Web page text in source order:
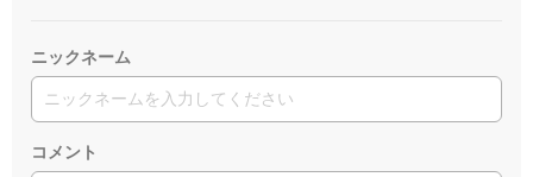
ニックネーム
コメント